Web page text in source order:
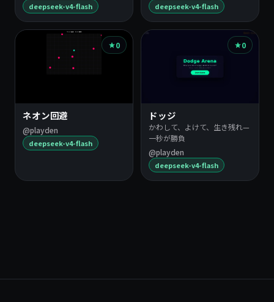
deepseek-v4-flash deepseek-v4-flash
0
ネオン回避
@playden
deepseek-v4-flash
0
ドッジ
かわして、よけて、生き残れ—
一秒が勝負
@playden
deepseek-v4-flash